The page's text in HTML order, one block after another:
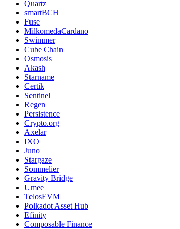
Quartz
smartBCH
Fuse
MilkomedaCardano
Swimmer
Cube Chain
Osmosis
Akash
Starname
Certik
Sentinel
Regen
Persistence
Crypto.org
Axelar
IXO
Juno
Stargaze
Sommelier
Gravity Bridge
Umee
TelosEVM
Polkadot Asset Hub
Efinity
Composable Finance